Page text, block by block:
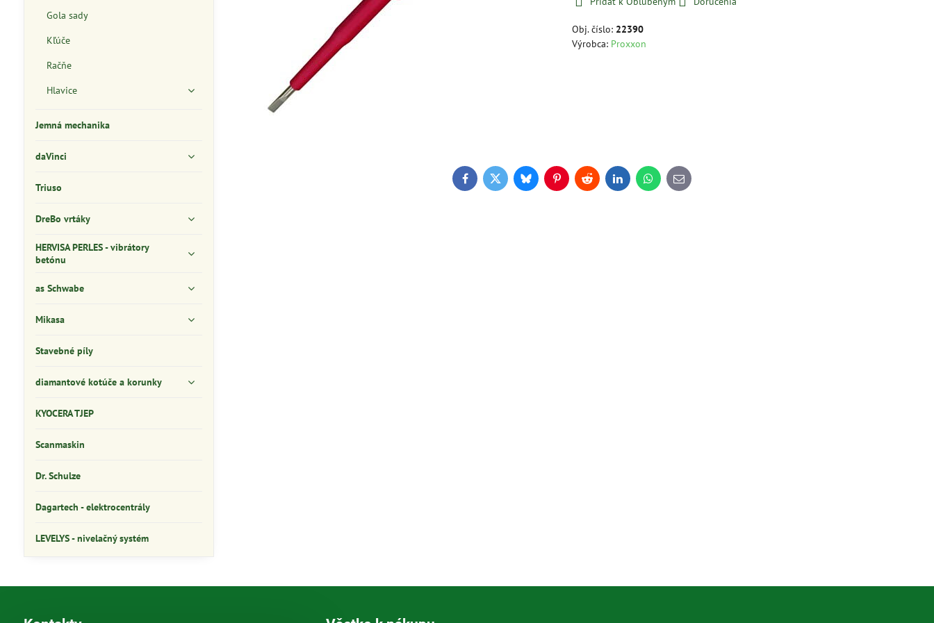
Obj. číslo: 22390
Výrobca: Proxxon
FacebookTwitterBlueskyPinterestRedditLinkedInWhatsApp
E-
mail
Gola sady
Kľúče
Račňe
Hlavice
Jemná mechanika
daVinci
Triuso
DreBo vrtáky
HERVISA PERLES - vibrátory
betónu
as Schwabe
Mikasa
Stavebné píly
diamantové kotúče a korunky
KYOCERA TJEP
Scanmaskin
Dr. Schulze
Dagartech - elektrocentrály
LEVELYS - nivelačný systém